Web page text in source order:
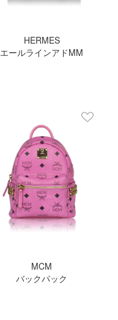
HERMES
エールラインアドMM
MCM
バックパック